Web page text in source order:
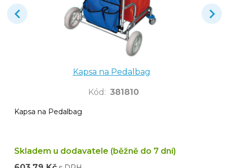
Kapsa na Pedalbag
Kód : 381810
Kapsa na Pedalbag
Skladem u dodavatele (běžně do 7 dní)